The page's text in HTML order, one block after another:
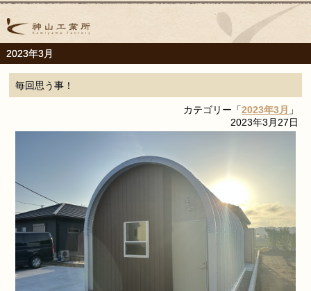
2023年3月
毎回思う事！
カテゴリー「2023年3月 」
2023年3月27日